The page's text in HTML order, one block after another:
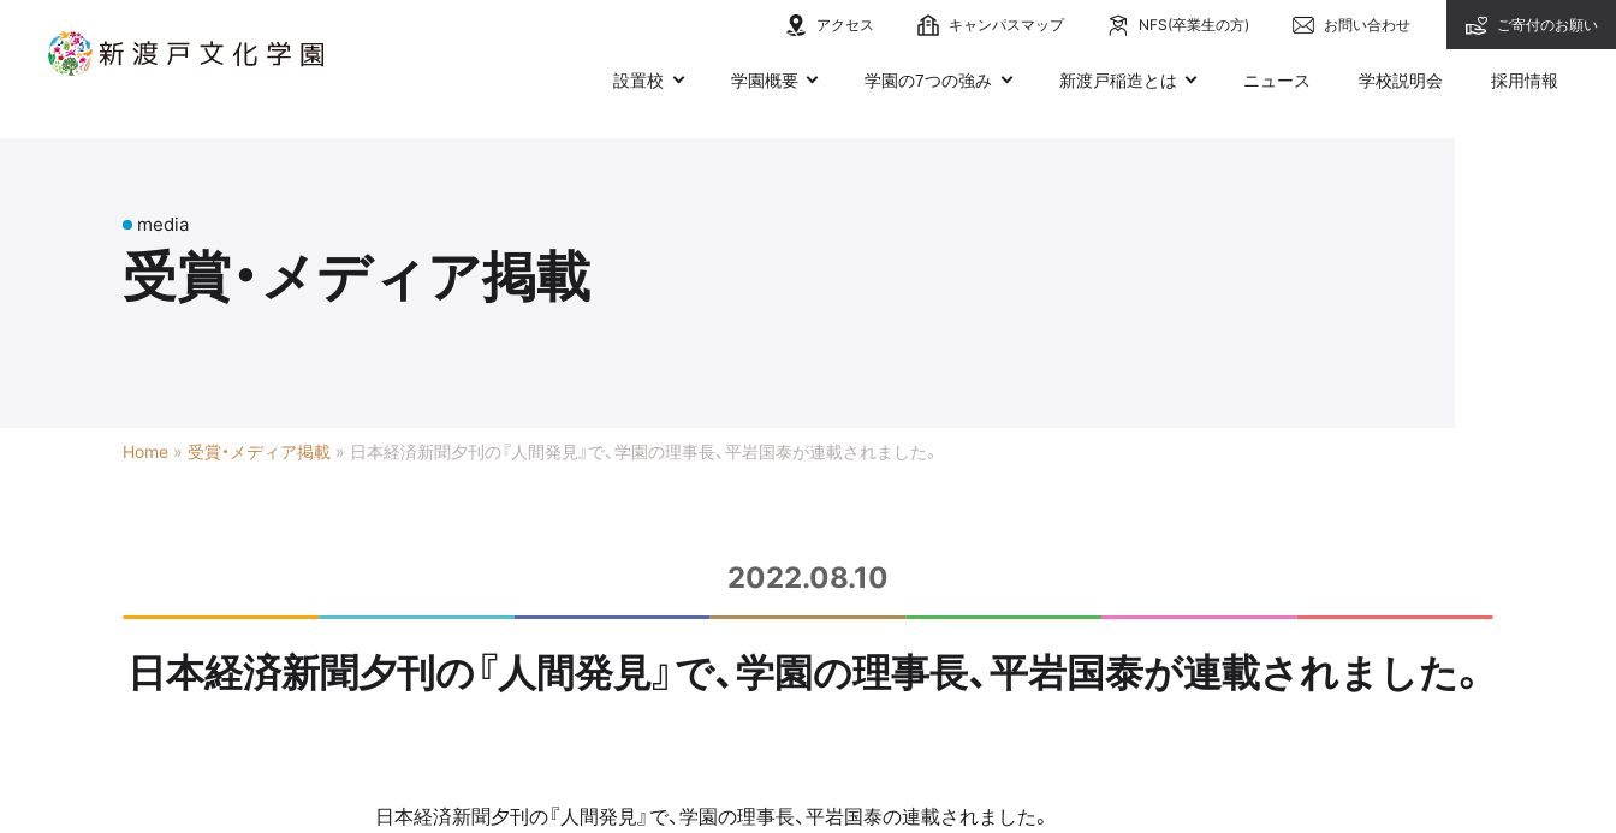
アクセス キャンパスマップ NFS(卒業生の方) お問い合わせ ご寄付のお願い
設置校 学園概要 学園の7つの強み 新渡戸稲造とは ニュース 学校説明会 採用情報
media
受賞・メディア掲載
Home » 受賞・メディア掲載 » 日本経済新聞夕刊の『人間発見』で、学園の理事長、平岩国泰が連載されました。
2022.08.10
日本経済新聞夕刊の『人間発見』で、学園の理事長、平岩国泰が連載されました。
日本経済新聞夕刊の『人間発見』で、学園の理事長、平岩国泰の連載されました。